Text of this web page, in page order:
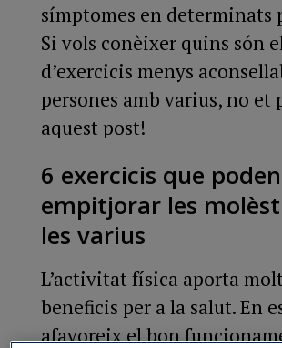
símptomes en determinats
Si vols conèixer quins són
d’exercicis menys
persones amb varius, no et
aquest post!
6 exercicis que poden
empitjorar les
les varius
L’activitat física aporta
beneficis per a la salut. En
afavoreix el bon